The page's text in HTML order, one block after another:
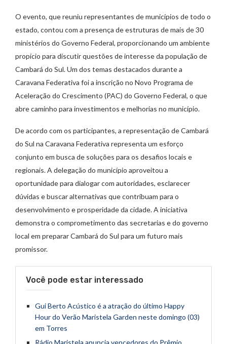
O evento, que reuniu representantes de municípios de todo o
estado, contou com a presença de estruturas de mais de 30
ministérios do Governo Federal, proporcionando um ambiente
propício para discutir questões de interesse da população de
Cambará do Sul. Um dos temas destacados durante a
Caravana Federativa foi a inscrição no Novo Programa de
Aceleração do Crescimento (PAC) do Governo Federal, o que
abre caminho para investimentos e melhorias no município.
De acordo com os participantes, a representação de Cambará
do Sul na Caravana Federativa representa um esforço
conjunto em busca de soluções para os desafios locais e
regionais. A delegação do município aproveitou a
oportunidade para dialogar com autoridades, esclarecer
dúvidas e buscar alternativas que contribuam para o
desenvolvimento e prosperidade da cidade. A iniciativa
demonstra o comprometimento das secretarias e do governo
local em preparar Cambará do Sul para um futuro mais
promissor.
Você pode estar interessado
Gui Berto Acústico é a atração do último Happy
Hour do Verão Maristela Garden neste domingo (03)
em Torres